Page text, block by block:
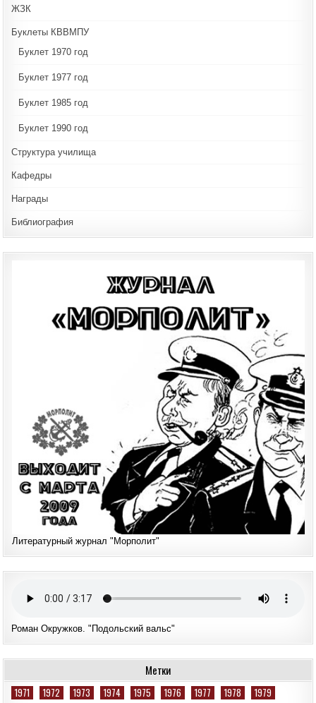
ЖЗК
Буклеты КВВМПУ
Буклет 1970 год
Буклет 1977 год
Буклет 1985 год
Буклет 1990 год
Структура училища
Кафедры
Награды
Библиография
Литературный журнал "Морполит"
Роман Окружков. "Подольский вальс"
Метки
1971 1972 1973 1974 1975 1976 1977 1978
1979